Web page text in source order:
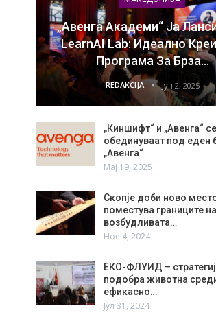
„Авенга Академи“ Ја
LearnAI Lab: Идеално
Програма За Брза…
REDAKCIJA Јун 2, 2025
„Киншифт“ и „Авенга“ се
обединуваат под еден
„Авенга“
Мај 19, 2025
Скопје доби ново
поместува границите на
возбудливата…
Ное 4, 2024
ЕКО-ФЛУИД –
подобра животна
ефикасно…
Јул 31, 2024